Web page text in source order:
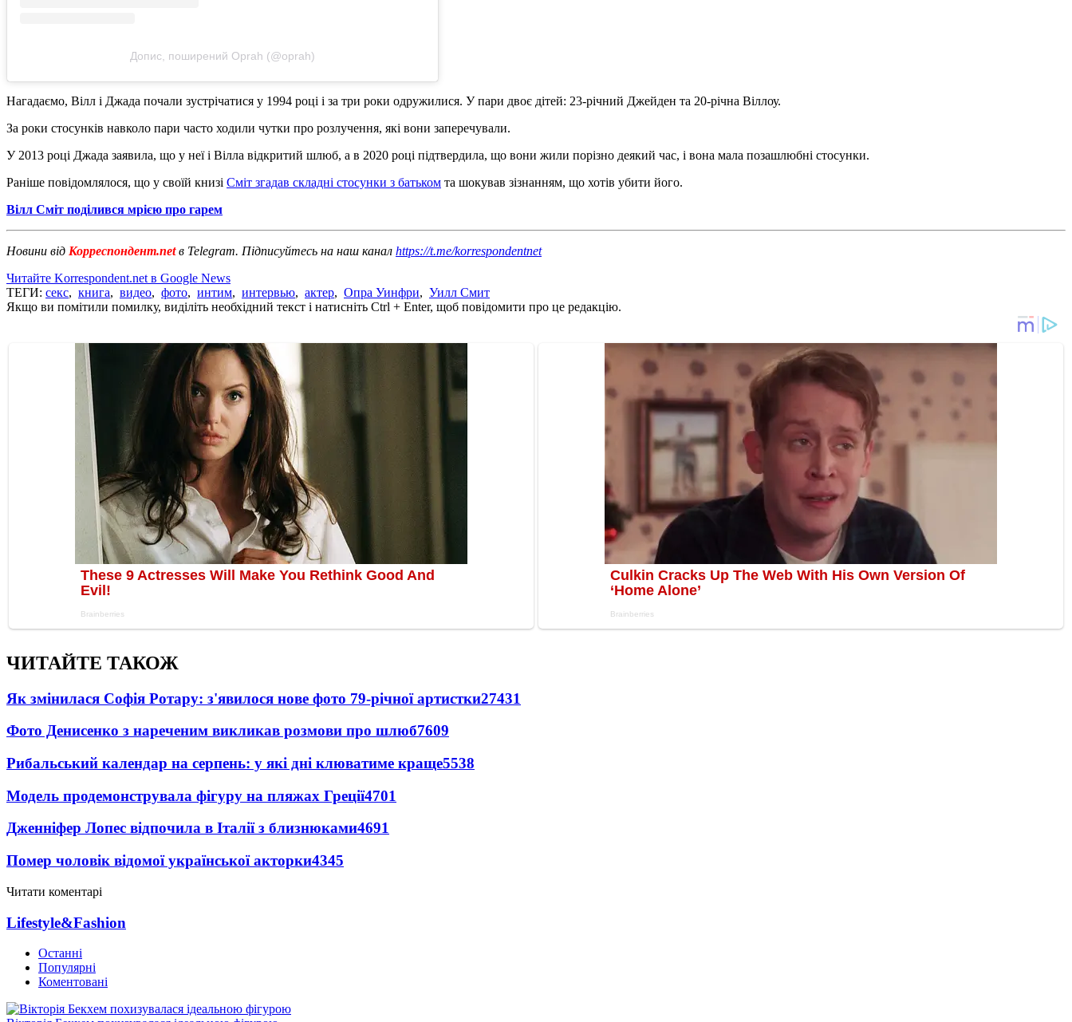
Допис, поширений Oprah (@oprah)
Нагадаємо, Вілл і Джада почали зустрічатися у 1994 році і за три роки одружилися. У пари двоє дітей: 23-річний Джейден та 20-річна Віллоу.
За роки стосунків навколо пари часто ходили чутки про розлучення, які вони заперечували.
У 2013 році Джада заявила, що у неї і Вілла відкритий шлюб, а в 2020 році підтвердила, що вони жили порізно деякий час, і вона мала позашлюбні стосунки.
Раніше повідомлялося, що у своїй книзі Сміт згадав складні стосунки з батьком та шокував зізнанням, що хотів убити його.
Вілл Сміт поділився мрією про гарем
Новини від Корреспондент.netв Telegram. Підписуйтесь на наш канал https://t.me/korrespondentnet
Читайте Korrespondent.net в Google News
ТЕГИ: секс, книга, видео, фото, интим, интервью, актер, Опра Уинфри, Уилл Смит
Якщо ви помітили помилку, виділіть необхідний текст і натисніть Ctrl + Enter, щоб повідомити про це редакцію.
ЧИТАЙТЕ ТАКОЖ
Як змінилася Софія Ротару: з'явилося нове фото 79-річної артистки27431
Фото Денисенко з нареченим викликав розмови про шлюб7609
Рибальський календар на серпень: у які дні клюватиме краще5538
Модель продемонструвала фігуру на пляжах Греції4701
Дженніфер Лопес відпочила в Італії з близнюками4691
Помер чоловік відомої української акторки4345
Читати коментарі
Lifestyle&Fashion
Останні
Популярні
Коментовані